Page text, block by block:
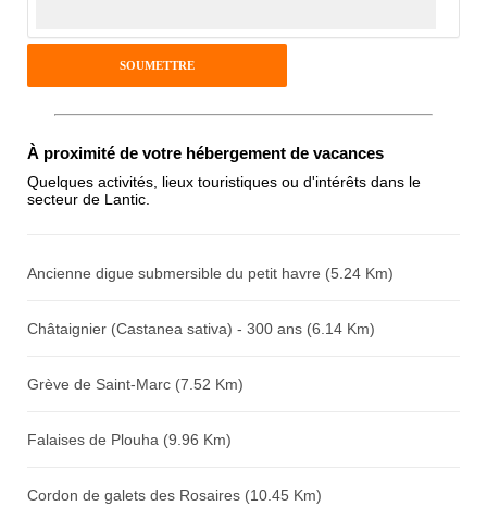
Antispam - Combien font 7x4 (en
chiffres) :
À proximité de votre hébergement de vacances
Quelques activités, lieux touristiques ou d'intérêts dans le
secteur de Lantic.
Ancienne digue submersible du petit havre (5.24 Km)
Châtaignier (Castanea sativa) - 300 ans (6.14 Km)
Grève de Saint-Marc (7.52 Km)
Falaises de Plouha (9.96 Km)
Cordon de galets des Rosaires (10.45 Km)